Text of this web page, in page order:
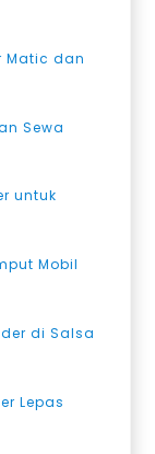
Matic dan
Sewa
untuk
Mobil
di Salsa
Lepas